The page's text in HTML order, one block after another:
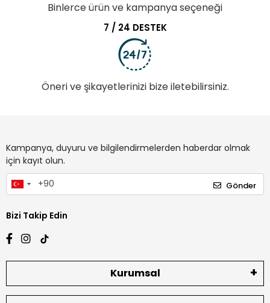
Binlerce ürün ve kampanya seçeneği
7 / 24 DESTEK
Öneri ve şikayetlerinizi bize iletebilirsiniz.
Kampanya, duyuru ve bilgilendirmelerden haberdar olmak
için kayıt olun.
Gönder
Bizi Takip Edin
Kurumsal